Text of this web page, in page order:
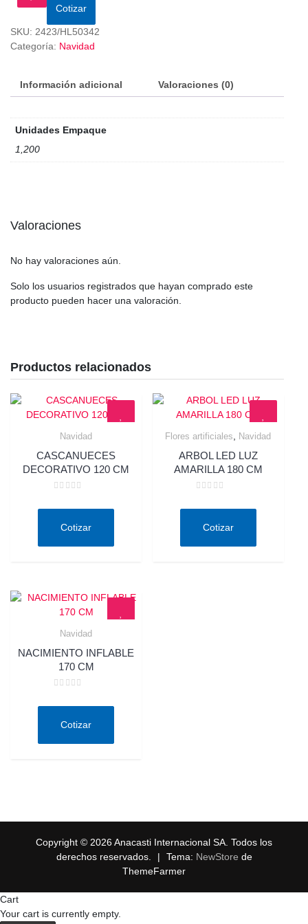
Cotizar
SKU: 2423/HL50342
Categoría: Navidad
Información adicional Valoraciones (0)
Unidades Empaque
1,200
Valoraciones
No hay valoraciones aún.
Solo los usuarios registrados que hayan comprado este
producto pueden hacer una valoración.
Productos relacionados
Navidad
CASCANUECES
DECORATIVO 120 CM
deCotizar
Flores artificiales, Navidad
ARBOL LED LUZ
AMARILLA 180 CM
deCotizar
Navidad
NACIMIENTO INFLABLE
170 CM
deCotizar
Copyright © 2026 Anacasti Internacional SA. Todos los
derechos reservados.
| Tema: NewStore de
ThemeFarmer
Cart
Your cart is currently empty.